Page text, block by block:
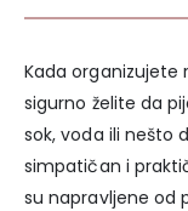
Kada organizujete
sigurno želite da
sok, voda ili nešto
simpatičan i
su napravljene od